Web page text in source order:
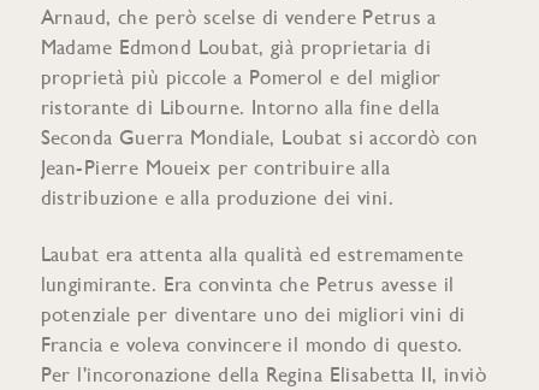
Arnaud, che però scelse di vendere Petrus a
Madame Edmond Loubat, già proprietaria di
proprietà più piccole a Pomerol e del miglior
ristorante di Libourne. Intorno alla fine della
Seconda Guerra Mondiale, Loubat si accordò con
Jean-Pierre Moueix per contribuire alla
distribuzione e alla produzione dei vini.
Laubat era attenta alla qualità ed estremamente
lungimirante. Era convinta che Petrus avesse il
potenziale per diventare uno dei migliori vini di
Francia e voleva convincere il mondo di questo.
Per l'incoronazione della Regina Elisabetta II, inviò